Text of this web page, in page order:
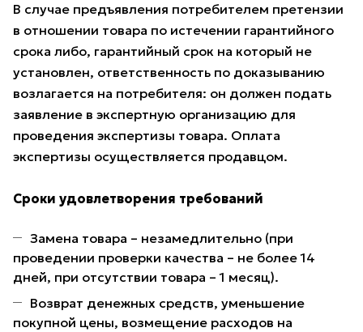
В случае предъявления потребителем претензии
в отношении товара по истечении гарантийного
срока либо, гарантийный срок на который не
установлен, ответственность по доказыванию
возлагается на потребителя: он должен подать
заявление в экспертную организацию для
проведения экспертизы товара. Оплата
экспертизы осуществляется продавцом.
Сроки удовлетворения требований
Замена товара – незамедлительно (при
проведении проверки качества – не более 14
дней, при отсутствии товара – 1 месяц).
Возврат денежных средств, уменьшение
покупной цены, возмещение расходов на